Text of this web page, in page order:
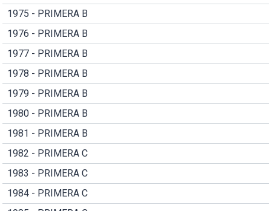
1975 - PRIMERA B
1976 - PRIMERA B
1977 - PRIMERA B
1978 - PRIMERA B
1979 - PRIMERA B
1980 - PRIMERA B
1981 - PRIMERA B
1982 - PRIMERA C
1983 - PRIMERA C
1984 - PRIMERA C